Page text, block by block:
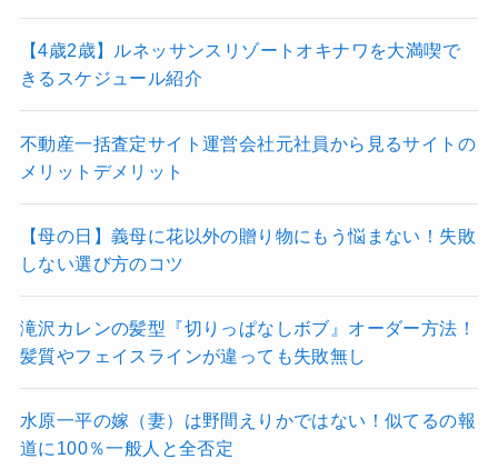
【4歳2歳】ルネッサンスリゾートオキナワを大満喫で
きるスケジュール紹介
不動産一括査定サイト運営会社元社員から見るサイトの
メリットデメリット
【母の日】義母に花以外の贈り物にもう悩まない！失敗
しない選び方のコツ
滝沢カレンの髪型『切りっぱなしボブ』オーダー方法！
髪質やフェイスラインが違っても失敗無し
水原一平の嫁（妻）は野間えりかではない！似てるの報
道に100％一般人と全否定